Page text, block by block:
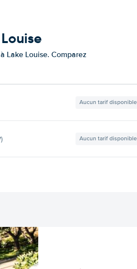
Lake Louise. Comparez
Aucun tarif disponible
Aucun tarif disponible